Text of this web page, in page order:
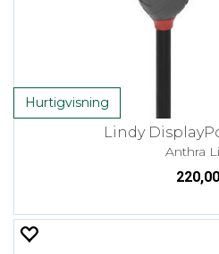
Hurtigvisning
Lindy
Anthra
220,00